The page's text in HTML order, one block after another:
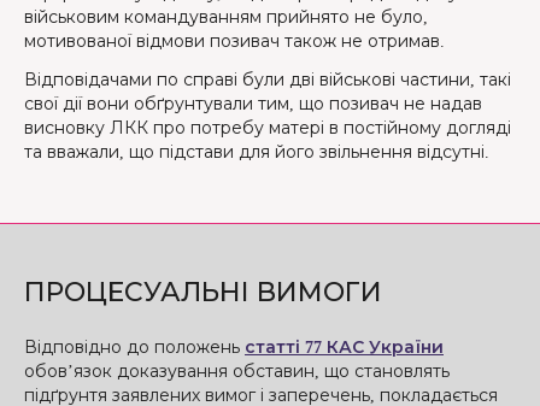
військовим командуванням прийнято не було,
мотивованої відмови позивач також не отримав.
Відповідачами по справі були дві військові частини, такі
свої дії вони обґрунтували тим, що позивач не надав
висновку ЛКК про потребу матері в постійному догляді
та вважали, що підстави для його звільнення відсутні.
ПРОЦЕСУАЛЬНІ ВИМОГИ
Відповідно до положень статті 77 КАС України
обов’язок доказування обставин, що становлять
підґрунтя заявлених вимог і заперечень, покладається